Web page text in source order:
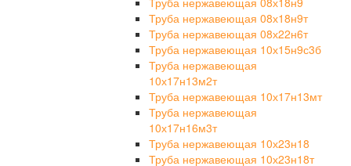
Труба нержавеющая 08х18н9т
Труба нержавеющая 08х22н6т
Труба нержавеющая 10х15н9с3б
Труба нержавеющая
10х17н13м2т
Труба нержавеющая 10х17н13мт
Труба нержавеющая
10х17н16м3т
Труба нержавеющая 10х23н18
Труба нержавеющая 10х23н18т